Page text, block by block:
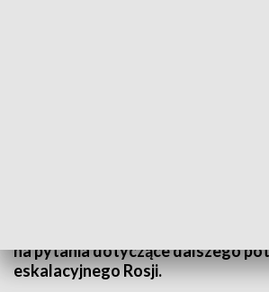
na pytania dotyczące dalszego
eskalacyjnego Rosji.